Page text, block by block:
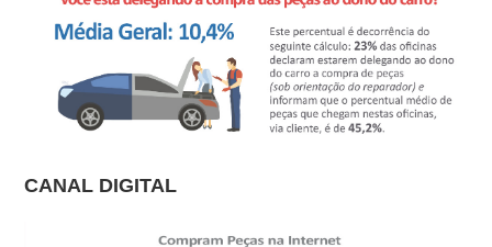
CANAL DIGITAL